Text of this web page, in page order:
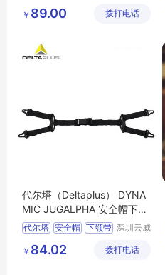
技有限公
￥ 89.00 拨打电话
代尔塔（Deltaplus） DYNA
MIC JUGALPHA 安全帽下颚
带Y形 102015
代尔塔 安全帽 下颚带 深圳云威
有限公司
￥ 84.02 拨打电话